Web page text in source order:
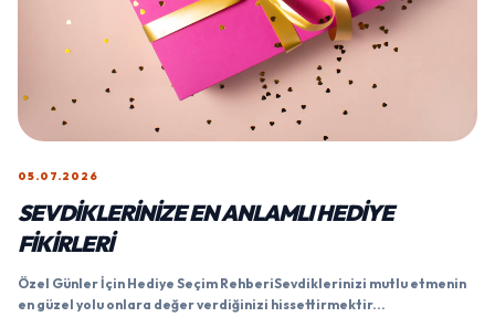
05.07.2026
SEVDIKLERINIZE EN ANLAMLI HEDIYE
FIKIRLERI
Özel Günler İçin Hediye Seçim RehberiSevdiklerinizi mutlu etmenin
en güzel yolu onlara değer verdiğinizi hissettirmektir...